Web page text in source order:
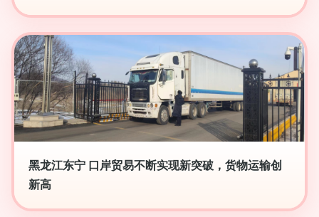
黑龙江东宁 口岸贸易不断实现新突破，货物运输创
新高